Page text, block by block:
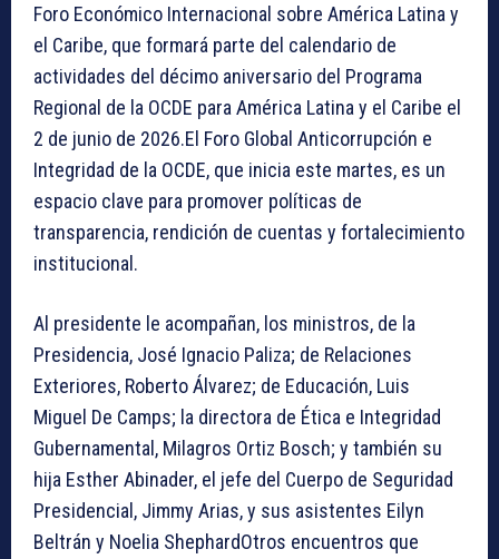
Foro Económico Internacional sobre América Latina y
el Caribe, que formará parte del calendario de
actividades del décimo aniversario del Programa
Regional de la OCDE para América Latina y el Caribe el
2 de junio de 2026.El Foro Global Anticorrupción e
Integridad de la OCDE, que inicia este martes, es un
espacio clave para promover políticas de
transparencia, rendición de cuentas y fortalecimiento
institucional.
Al presidente le acompañan, los ministros, de la
Presidencia, José Ignacio Paliza; de Relaciones
Exteriores, Roberto Álvarez; de Educación, Luis
Miguel De Camps; la directora de Ética e Integridad
Gubernamental, Milagros Ortiz Bosch; y también su
hija Esther Abinader, el jefe del Cuerpo de Seguridad
Presidencial, Jimmy Arias, y sus asistentes Eilyn
Beltrán y Noelia ShephardOtros encuentros que